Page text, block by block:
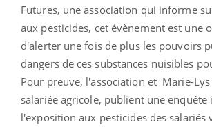
Futures, une association qui informe
aux pesticides, cet évènement est une
d'alerter une fois de plus les pouvoirs
dangers de ces substances nuisibles
Pour preuve, l'association et Marie-
salariée agricole, publient une enquête
l'exposition aux pesticides des salariés